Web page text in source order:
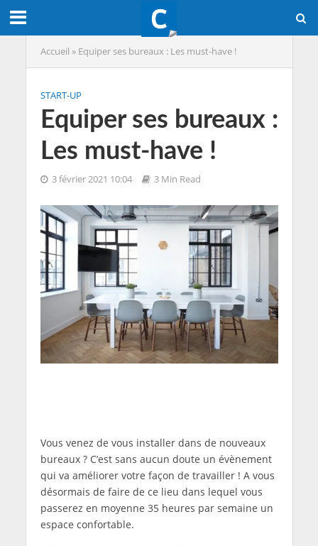
Accueil » Equiper ses bureaux : Les must-have !
START-UP
Equiper ses bureaux :
Les must-have !
3 février 2021 10:04 3 Min Read
Vous venez de vous installer dans de nouveaux
bureaux ? C’est sans aucun doute un évènement
qui va améliorer votre façon de travailler ! A vous
désormais de faire de ce lieu dans lequel vous
passerez en moyenne 35 heures par semaine un
espace confortable.